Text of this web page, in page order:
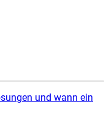
und wann ein